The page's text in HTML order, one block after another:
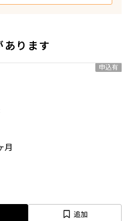
ります
申込有
月
追加